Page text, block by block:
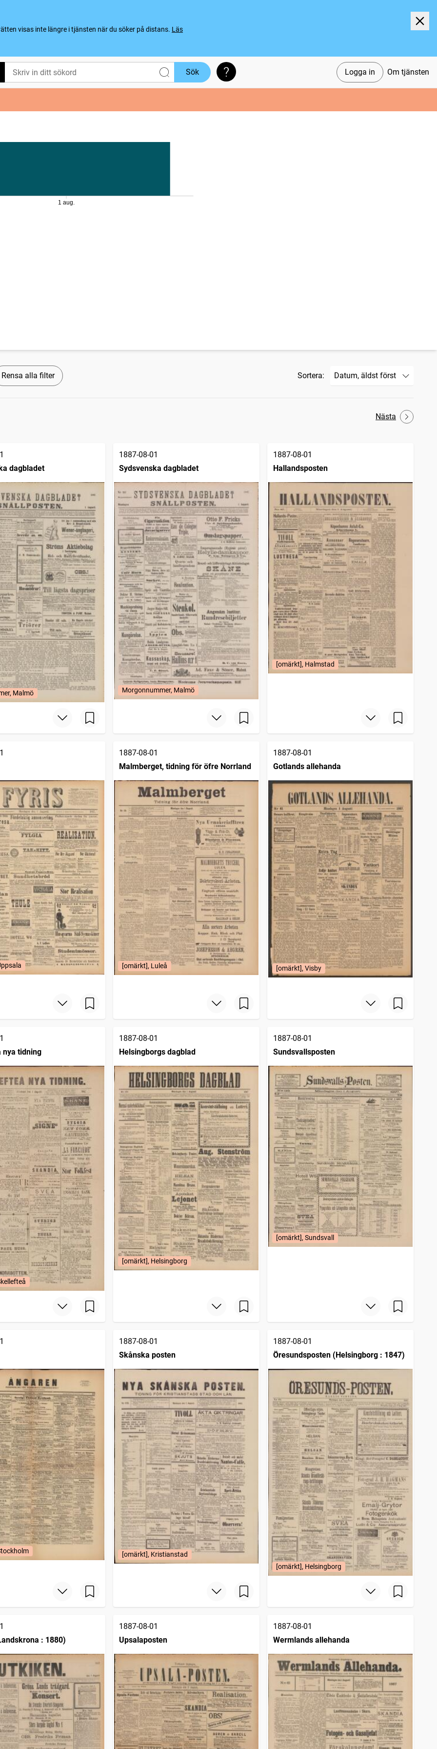
visas inte längre i tjänsten när du söker på distans. Läs
Logga in Om tjänsten
Sök Söktips
1 aug.
Rensa alla filter Sortera:
Nästa
dagbladet
Malmö
1887-08-01
Sydsvenska dagbladet
Morgonnummer, Malmö
1887-08-01
Hallandsposten
[omärkt], Halmstad
1887-08-01
Malmberget, tidning för öfre Norrland
[omärkt], Luleå
1887-08-01
Gotlands allehanda
[omärkt], Visby
nya tidning
1887-08-01
Helsingborgs dagblad
[omärkt], Helsingborg
1887-08-01
Sundsvallsposten
[omärkt], Sundsvall
1887-08-01
Skånska posten
[omärkt], Kristianstad
1887-08-01
Öresundsposten (Helsingborg : 1847)
[omärkt], Helsingborg
: 1880)
1887-08-01
Upsalaposten
1887-08-01
Wermlands allehanda